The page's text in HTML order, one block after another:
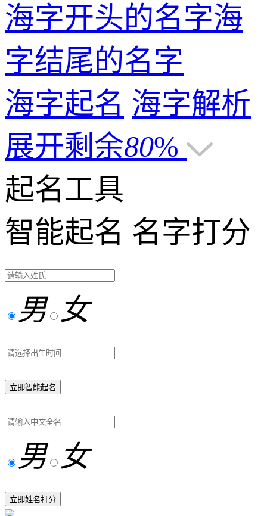
海字开头的名字海
字结尾的名字
海字起名 海字解析
展开剩余80%
起名工具
智能起名 名字打分
男 女
立即智能起名
男 女
立即姓名打分